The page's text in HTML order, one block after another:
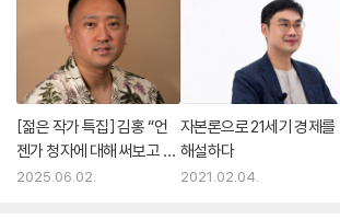
[젊은 작가 특집] 김홍 “언
젠가 청자에 대해 써보고 싶
어요”
2025.06.02.
자본론으로 21세기 경제를
해설하다
2021.02.04.